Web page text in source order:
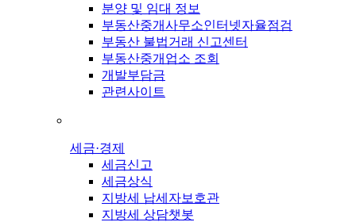
분양 및 임대 정보
부동산중개사무소인터넷자율점검
부동산 불법거래 신고센터
부동산중개업소 조회
개발부담금
관련사이트
세금·경제
세금신고
세금상식
지방세 납세자보호관
지방세 상담챗봇